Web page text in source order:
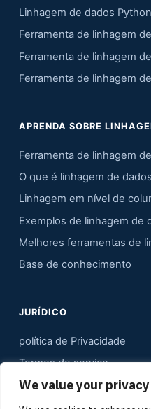
We value your privacy
Linhagem de dados Python
Ferramenta de linhagem
Ferramenta de linhagem
Ferramenta de linhagem
APRENDA SOBRE
Ferramenta de linhagem
O que é linhagem de
Linhagem em nível de
Exemplos de linhagem de
Melhores ferramentas de
Base de conhecimento
JURÍDICO
política de Privacidade
Termos de serviço
Contato